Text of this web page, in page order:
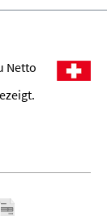
Netto